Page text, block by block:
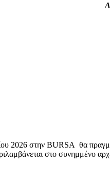
2026 στην BURSA θα
στο συνημμένο